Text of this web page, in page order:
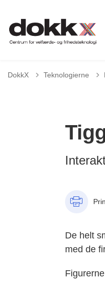
DokkX Teknologierne
De helt
med de